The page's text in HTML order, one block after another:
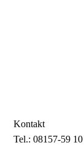
Kontakt
Tel.: 08157-59